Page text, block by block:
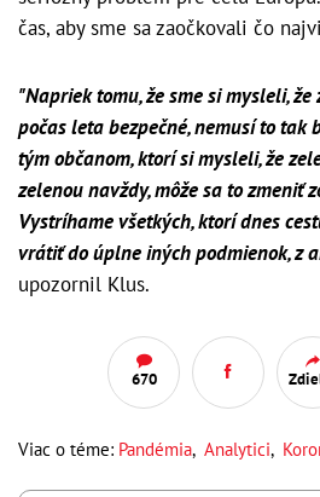
čas, aby sme sa zaočkovali čo
"Napriek tomu, že sme si mysleli,
počas leta bezpečné, nemusí to tak
tým občanom, ktorí si mysleli, že
zelenou navždy, môže sa to zmeniť
Vystríhame všetkých, ktorí dnes
vrátiť do úplne iných podmienok, z
upozornil Klus.
670
Viac o téme: Pandémia, Analytici,